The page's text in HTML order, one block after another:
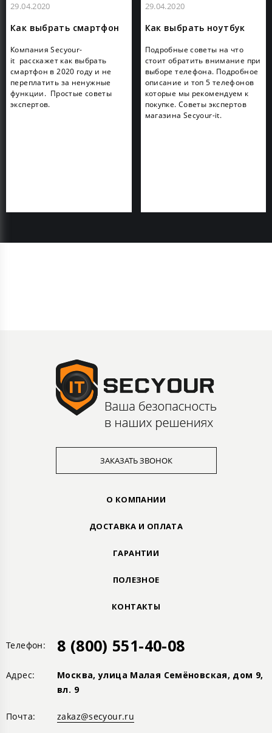
29.04.2020
Как выбрать смартфон
Компания Secyour-
it расскажет как выбрать
смартфон в 2020 году и не
переплатить за ненужные
функции. Простые советы
экспертов.
29.04.2020
Как выбрать ноутбук
Подробные советы на что
стоит обратить внимание при
выборе телефона. Подробное
описание и топ 5 телефонов
которые мы рекомендуем к
покупке. Советы экспертов
магазина Secyour-it.
Телефон: 8 (800) 551-40-08
Адрес:
Москва, улица Малая Семёновская, дом 9,
вл. 9
Почта: zakaz@secyour.ru
ЗАКАЗАТЬ ЗВОНОК
О КОМПАНИИ
ДОСТАВКА И ОПЛАТА
ГАРАНТИИ
ПОЛЕЗНОЕ
КОНТАКТЫ